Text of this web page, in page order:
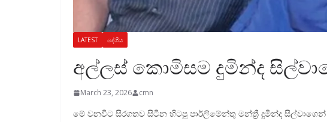
LATEST දේශීය
අල්ලස් කොමිසම දුමින්ද
March 23, 2026 cmn
මේ වනවිට සිරගතව සිටින හිටපු පාර්ලිමේන්තු මන්ත්‍රී දුමින්ද සිල්වාගෙන්